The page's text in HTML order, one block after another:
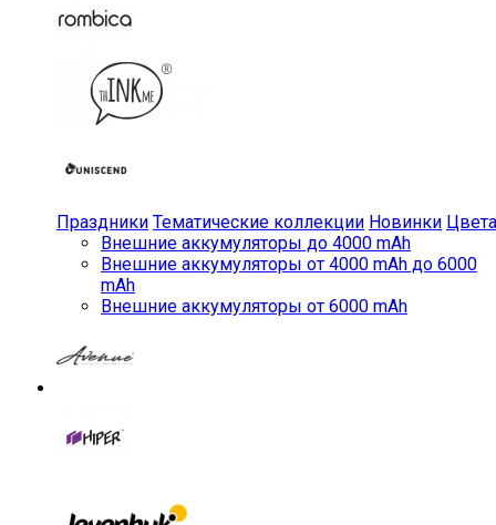
Праздники Тематические коллекции Новинки Цвета
Внешние аккумуляторы до 4000 mAh
Внешние аккумуляторы от 4000 mAh до 6000
mAh
Внешние аккумуляторы от 6000 mAh